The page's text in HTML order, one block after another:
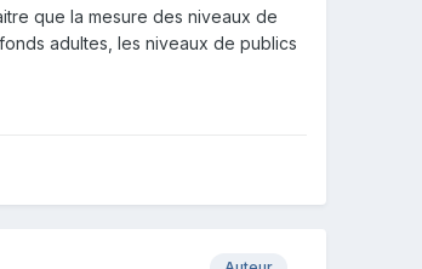
que la mesure des niveaux de
adultes, les niveaux de publics